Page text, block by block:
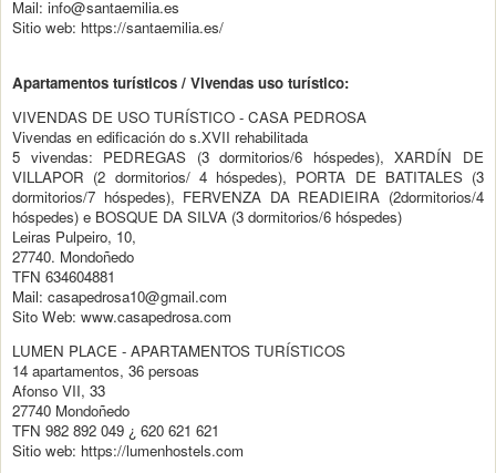
Mail: info@santaemilia.es
Sitio web: https://santaemilia.es/
Apartamentos turísticos / Vivendas uso turístico:
VIVENDAS DE USO TURÍSTICO - CASA PEDROSA
Vivendas en edificación do s.XVII rehabilitada
5 vivendas: PEDREGAS (3 dormitorios/6 hóspedes), XARDÍN DE
VILLAPOR (2 dormitorios/ 4 hóspedes), PORTA DE BATITALES (3
dormitorios/7 hóspedes), FERVENZA DA READIEIRA (2dormitorios/4
hóspedes) e BOSQUE DA SILVA (3 dormitorios/6 hóspedes)
Leiras Pulpeiro, 10,
27740. Mondoñedo
TFN 634604881
Mail: casapedrosa10@gmail.com
Sito Web: www.casapedrosa.com
LUMEN PLACE - APARTAMENTOS TURÍSTICOS
14 apartamentos, 36 persoas
Afonso VII, 33
27740 Mondoñedo
TFN 982 892 049 ¿ 620 621 621
Sitio web: https://lumenhostels.com